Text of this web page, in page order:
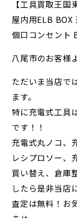
【工具買取王
屋内用ELB
個口コンセント
八尾市のお客様
ただいま当店で
ます。
特に充電式工具
です！！
充電式丸ノコ、
レシプロソー、
買い替え、倉庫
したら是非当店
査定は無料！お